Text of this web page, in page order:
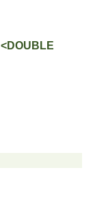
<DOUBLE